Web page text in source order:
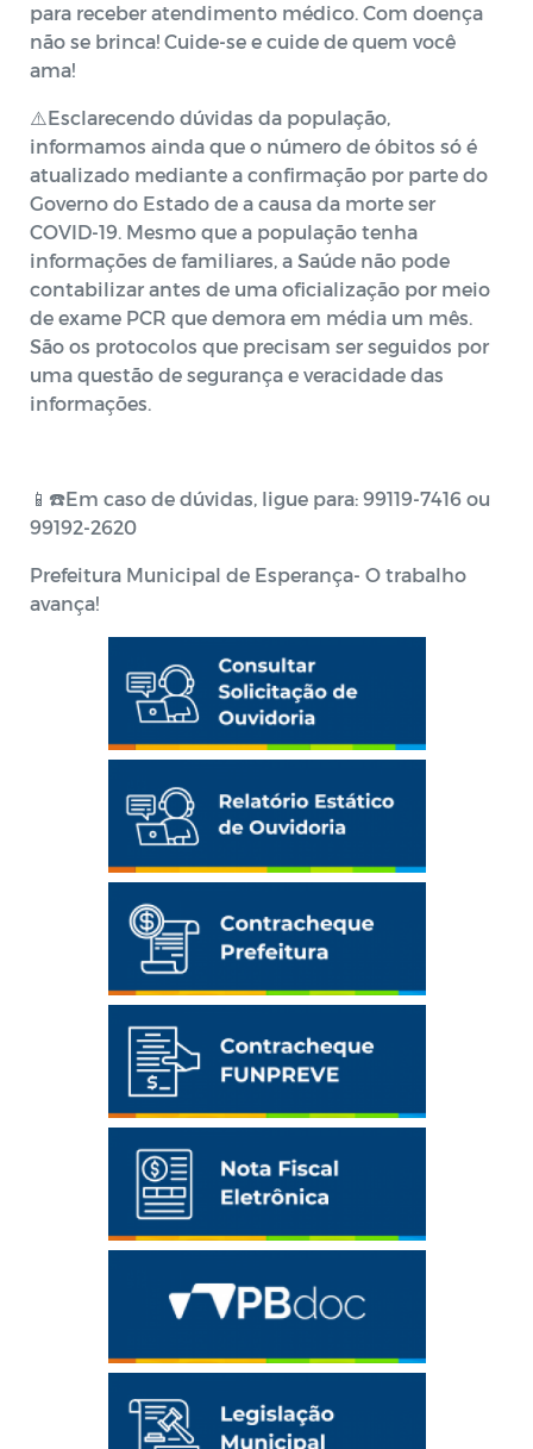
para receber atendimento médico. Com doença
não se brinca! Cuide-se e cuide de quem você
ama!
⚠️Esclarecendo dúvidas da população,
informamos ainda que o número de óbitos só é
atualizado mediante a confirmação por parte do
Governo do Estado de a causa da morte ser
COVID-19. Mesmo que a população tenha
informações de familiares, a Saúde não pode
contabilizar antes de uma oficialização por meio
de exame PCR que demora em média um mês.
São os protocolos que precisam ser seguidos por
uma questão de segurança e veracidade das
informações.
📱☎️Em caso de dúvidas, ligue para: 99119-7416 ou
99192-2620
Prefeitura Municipal de Esperança- O trabalho
avança!